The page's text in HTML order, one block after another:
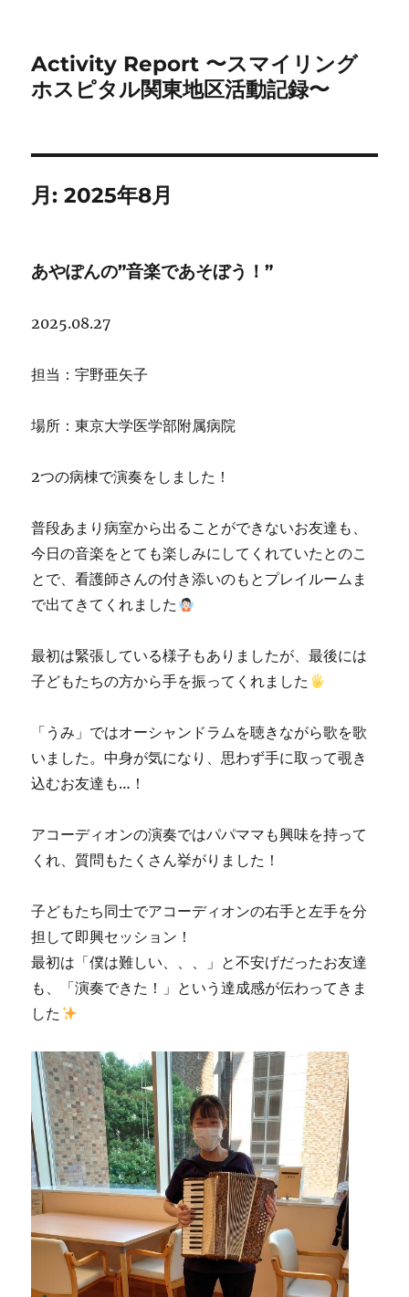
Activity Report 〜スマイリング
ホスピタル関東地区活動記録〜
月:2025年8月
あやぽんの”音楽であそぼう！”
2025.08.27
担当：宇野亜矢子
場所：東京大学医学部附属病院
2つの病棟で演奏をしました！
普段あまり病室から出ることができないお友達も、
今日の音楽をとても楽しみにしてくれていたとのこ
とで、看護師さんの付き添いのもとプレイルームま
で出てきてくれました
最初は緊張している様子もありましたが、最後には
子どもたちの方から手を振ってくれました
「うみ」ではオーシャンドラムを聴きながら歌を歌
いました。中身が気になり、思わず手に取って覗き
込むお友達も…！
アコーディオンの演奏ではパパママも興味を持って
くれ、質問もたくさん挙がりました！
子どもたち同士でアコーディオンの右手と左手を分
担して即興セッション！
最初は「僕は難しい、、、」と不安げだったお友達
も、「演奏できた！」という達成感が伝わってきま
した